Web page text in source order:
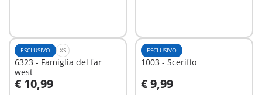
ESCLUSIVO XS
6323 - Famiglia del far
west
€ 10,99
Aggiungi al carrello
ESCLUSIVO
1003 - Sceriffo
€ 9,99
Aggiungi al carrello